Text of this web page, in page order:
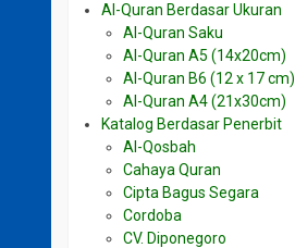
Al-Quran Berdasar Ukuran
Al-Quran Saku
Al-Quran A5 (14x20cm)
Al-Quran B6 (12 x 17 cm)
Al-Quran A4 (21x30cm)
Katalog Berdasar Penerbit
Al-Qosbah
Cahaya Quran
Cipta Bagus Segara
Cordoba
CV. Diponegoro